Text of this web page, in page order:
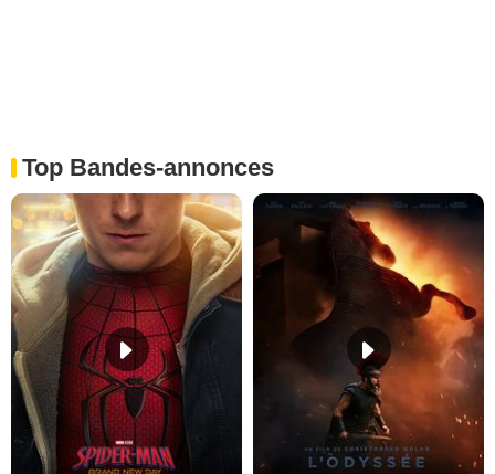
Top Bandes-annonces